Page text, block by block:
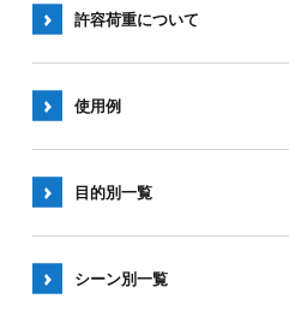
許容荷重について
使用例
目的別一覧
シーン別一覧